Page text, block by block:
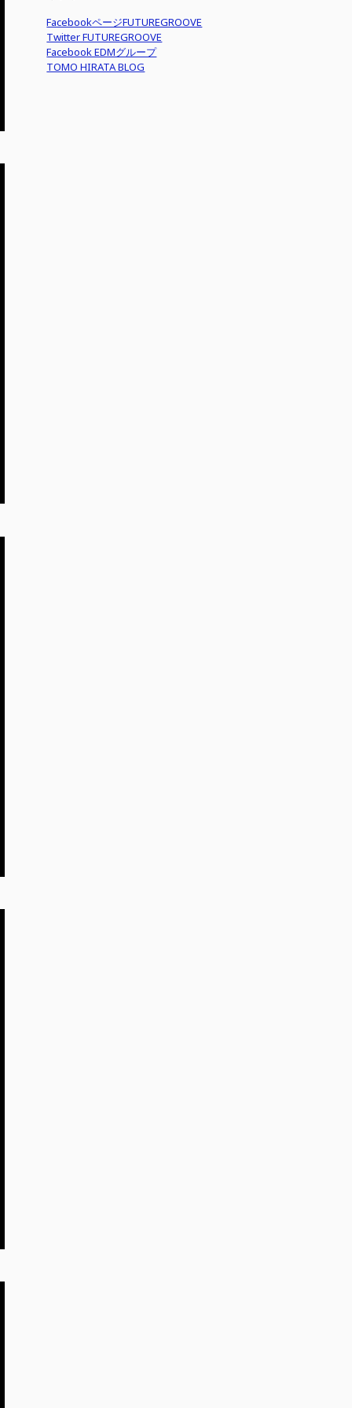
FacebookページFUTUREGROOVE
Twitter FUTUREGROOVE
Facebook EDMグループ
TOMO HIRATA BLOG